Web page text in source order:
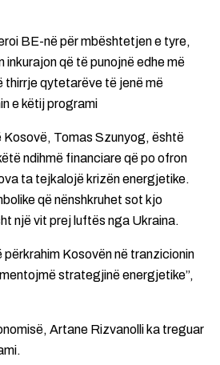
BE-në për mbështetjen e tyre,
inkurajon që të punojnë edhe më
thirrje qytetarëve të jenë më
e këtij programi
Kosovë, Tomas Szunyog, është
ndihmë financiare që po ofron
ta tejkalojë krizën energjetike.
që nënshkruhet sot kjo
një vit prej luftës nga Ukraina.
përkrahim Kosovën në tranzicionin
strategjinë energjetike”,
Artane Rizvanolli ka treguar